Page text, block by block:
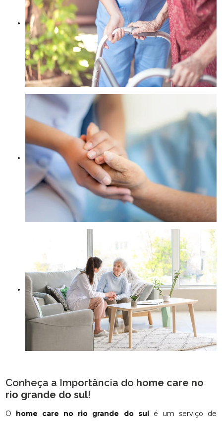
Conheça a Importância do home care no
rio grande do sul!
O home care no rio grande do sulé um serviço de